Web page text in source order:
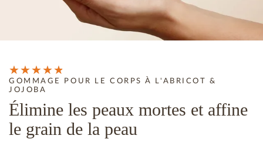
GOMMAGE POUR LE CORPS À L'ABRICOT &
JOJOBA
Élimine les peaux mortes et affine
le grain de la peau